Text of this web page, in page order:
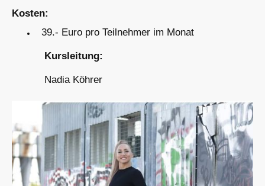
Kosten:
39.- Euro pro Teilnehmer im Monat
Kursleitung:
Nadia Köhrer